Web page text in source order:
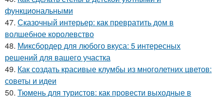
функциональными
47. Сказочный интерьер: как превратить дом в
волшебное королевство
48. Миксбордер для любого вкуса: 5 интересных
решений для вашего участка
49. Как создать красивые клумбы из многолетних цветов:
советы и идеи
50. Тюмень для туристов: как провести выходные в